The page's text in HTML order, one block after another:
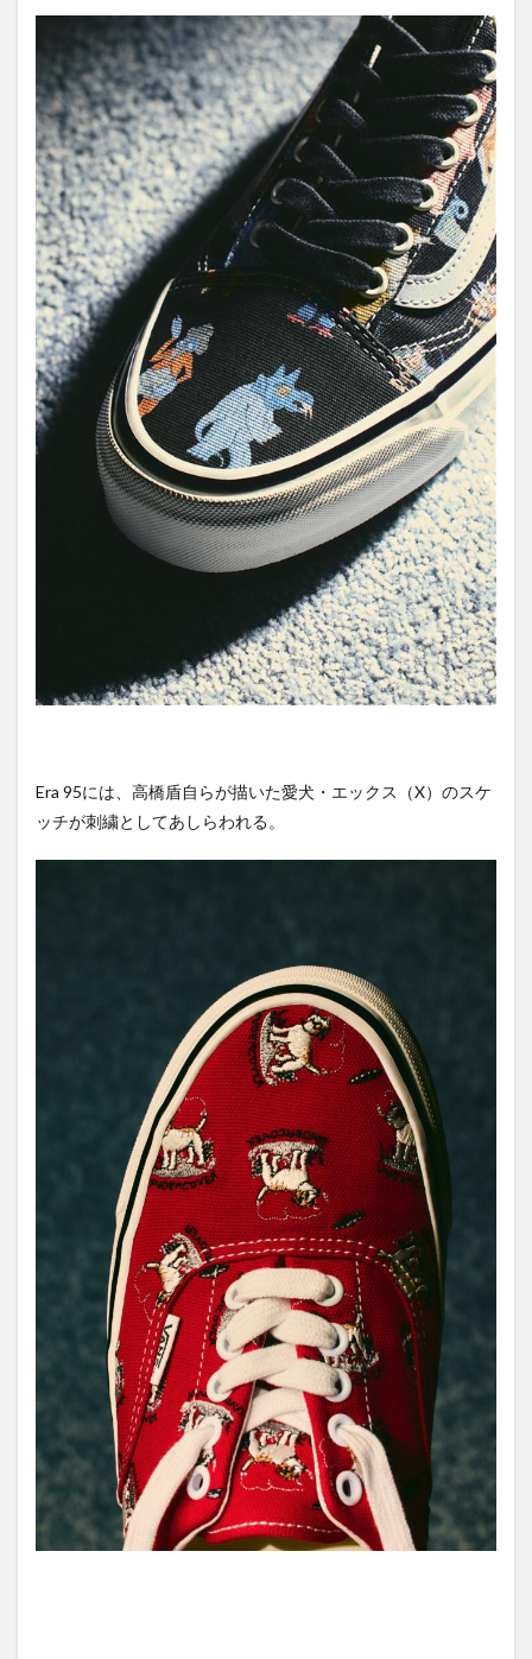
Era 95には、高橋盾自らが描いた愛犬・エックス（X）のスケ
ッチが刺繍としてあしらわれる。